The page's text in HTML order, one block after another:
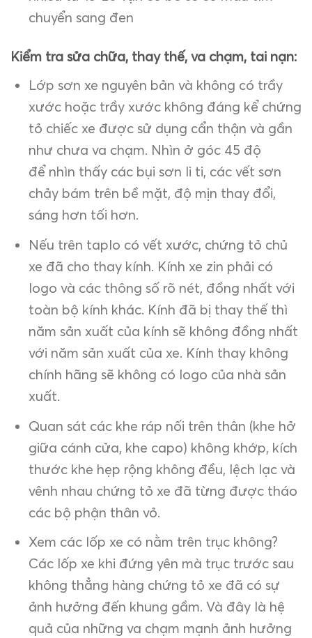
chuyển sang đen
Kiểm tra sửa chữa, thay thế, va chạm, tai nạn:
Lớp sơn xe nguyên bản và không có trầy
xước hoặc trầy xước không đáng kể chứng
tỏ chiếc xe được sử dụng cẩn thận và gần
như chưa va chạm. Nhìn ở góc 45 độ
để nhìn thấy các bụi sơn li ti, các vết sơn
chảy bám trên bề mặt, độ mịn thay đổi,
sáng hơn tối hơn.
Nếu trên taplo có vết xước, chứng tỏ chủ
xe đã cho thay kính. Kính xe zin phải có
logo và các thông số rõ nét, đồng nhất với
toàn bộ kính khác. Kính đã bị thay thế thì
năm sản xuất của kính sẽ không đồng nhất
với năm sản xuất của xe. Kính thay không
chính hãng sẽ không có logo của nhà sản
xuất.
Quan sát các khe ráp nối trên thân (khe hở
giữa cánh cửa, khe capo) không khớp, kích
thước khe hẹp rộng không đều, lệch lạc và
vênh nhau chứng tỏ xe đã từng được tháo
các bộ phận thân vỏ.
Xem các lốp xe có nằm trên trục không?
Các lốp xe khi đứng yên mà trục trước sau
không thẳng hàng chứng tỏ xe đã có sự
ảnh hưởng đến khung gầm. Và đây là hệ
quả của những va chạm mạnh ảnh hưởng